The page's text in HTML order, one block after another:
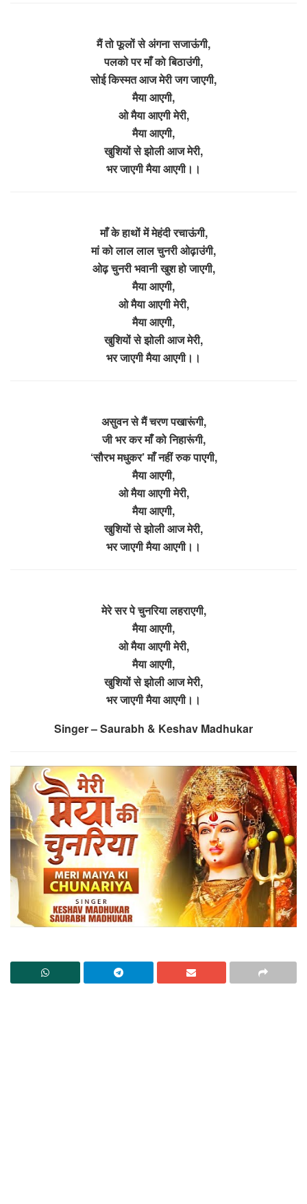
मैं तो फूलों से अंगना सजाऊंगी,
पलको पर माँ को बिठाउंगी,
सोई किस्मत आज मेरी जग जाएगी,
मैया आएगी,
ओ मैया आएगी मेरी,
मैया आएगी,
खुशियों से झोली आज मेरी,
भर जाएगी मैया आएगी।।
माँ के हाथों में मेहंदी रचाऊंगी,
मां को लाल लाल चुनरी ओढ़ाउंगी,
ओढ़ चुनरी भवानी खुश हो जाएगी,
मैया आएगी,
ओ मैया आएगी मेरी,
मैया आएगी,
खुशियों से झोली आज मेरी,
भर जाएगी मैया आएगी।।
असुवन से मैं चरण पखारूंगी,
जी भर कर माँ को निहारूंगी,
‘सौरभ मधुकर’ माँ नहीं रुक पाएगी,
मैया आएगी,
ओ मैया आएगी मेरी,
मैया आएगी,
खुशियों से झोली आज मेरी,
भर जाएगी मैया आएगी।।
मेरे सर पे चुनरिया लहराएगी,
मैया आएगी,
ओ मैया आएगी मेरी,
मैया आएगी,
खुशियों से झोली आज मेरी,
भर जाएगी मैया आएगी।।
Singer – Saurabh & Keshav Madhukar